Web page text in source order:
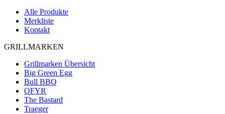
Alle Produkte
Merkliste
Kontakt
GRILLMARKEN
Grillmarken Übersicht
Big Green Egg
Bull BBQ
OFYR
The Bastard
Traeger